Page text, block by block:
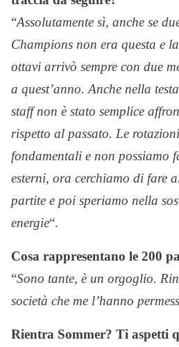
“Assolutamente sì, anche se
Champions non era questa e
ottavi arrivò sempre con due
a quest’anno. Anche nella
staff non è stato semplice
rispetto al passato. Le
fondamentali e non possiamo
esterni, ora cerchiamo di fare
partite e poi speriamo nella
energie“.
Cosa rappresentano le 200
“Sono tante, è un orgoglio.
società che me l’hanno
Rientra Sommer? Ti aspetti